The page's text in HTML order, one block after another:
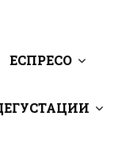
ЕСПРЕСО